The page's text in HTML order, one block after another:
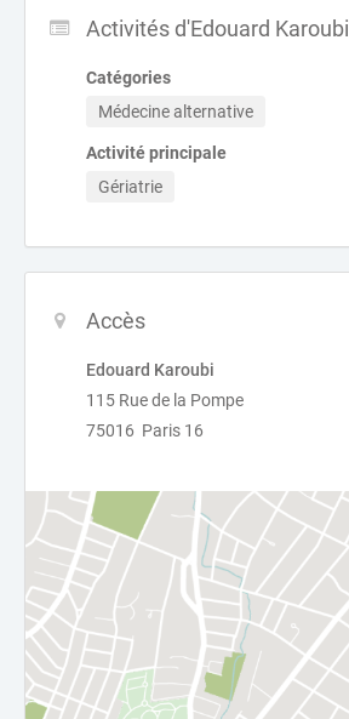
Activités d'Edouard Karoubi
Catégories
Médecine alternative
Activité principale
Gériatrie
Accès
Edouard Karoubi
115 Rue de la Pompe
75016 Paris 16